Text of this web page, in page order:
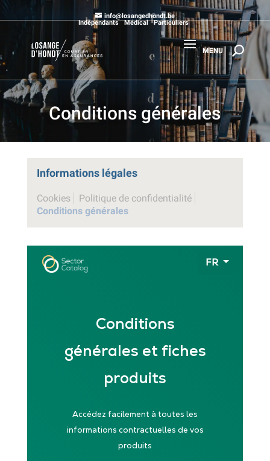
info@losangedhondt.be
Indépendants
Médical Particuliers
Conditions générales
Informations légales
Cookies
Politique de confidentialité
Conditions générales